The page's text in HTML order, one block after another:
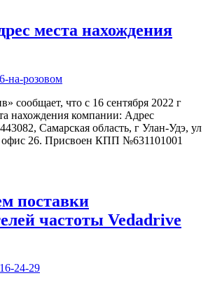
места нахождения
сообщает, что с 16 сентября 2022 г
нахождения компании: Адрес
Самарская область, г Улан-Удэ, ул
офис 26. Присвоен КПП №631101001
поставки
частоты Vedadrive